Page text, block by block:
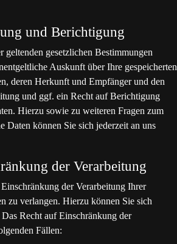
und Berichtigung
geltenden gesetzlichen Bestimmungen
Auskunft über Ihre gespeicherten
deren Herkunft und Empfänger und den
und ggf. ein Recht auf Berichtigung
Hierzu sowie zu weiteren Fragen zum
Daten können Sie sich jederzeit an uns
der Verarbeitung
der Verarbeitung Ihrer
zu verlangen. Hierzu können Sie sich
Recht auf Einschränkung der
Fällen: